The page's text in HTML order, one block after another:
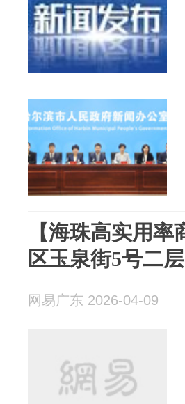
【海珠高实用
区玉泉街5号二
网易广东 2026-04-09